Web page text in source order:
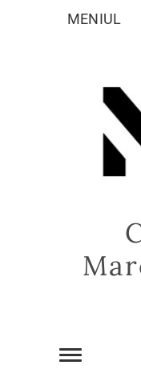
MENIUL